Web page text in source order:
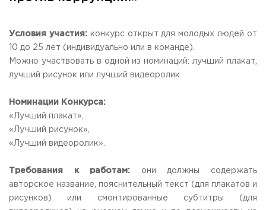
Общежитие / Кампус РГУТИС
Контакты
Научная деятельность
Федеральный ресурсный центр
Федеральное учебно-методическое объединение в
системе ВО
Федеральное учебно-методическое объединение в
системе СПО
Конкурс ППС
ЗАКАЗАТЬ ОБРАТНЫЙ ЗВОНОК
АДРЕС
пгт. Черкизово, ул. Главная, 99
+7 (495) 940 83 58 - Приемная комиссия
E-MAIL
info@rguts.ru
priem@rguts.ru - Приемная комиссия
Условия участия:конкурс открыт для молодых людей от
10 до 25 лет (индивидуально или в команде).
Можно участвовать в одной из номинаций: лучший плакат,
лучший рисунок или лучший видеоролик.
Номинации Конкурса:
«Лучший плакат»,
«Лучший рисунок»,
«Лучший видеоролик».
Требования к работам: они должны содержать
авторское название, пояснительный текст (для плакатов и
рисунков) или смонтированные субтитры (для